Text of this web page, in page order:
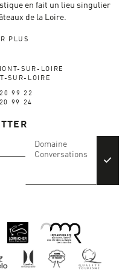
en fait un lieu singulier
de la Loire.
PLUS
SUR-LOIRE
SUR-LOIRE
99 22
99 24